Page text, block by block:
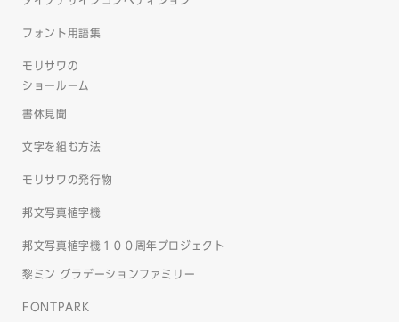
フォント用語集
モリサワの
ショールーム
書体見聞
文字を組む方法
モリサワの発行物
邦文写真植字機
邦文写真植字機１００周年プロジェクト
黎ミン グラデーションファミリー
FONTPARK